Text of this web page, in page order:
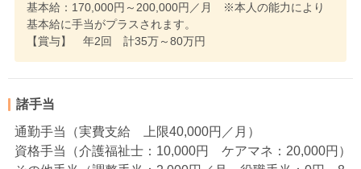
基本給：170,000円～200,000円／月 ※本人の能力により
基本給に手当がプラスされます。
【賞与】 年2回 計35万～80万円
諸手当
通勤手当（実費支給 上限40,000円／月）
資格手当（介護福祉士：10,000円 ケアマネ：20,000円）